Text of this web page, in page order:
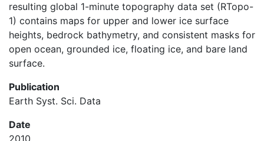
resulting global 1-minute topography data set (RTopo-
1) contains maps for upper and lower ice surface
heights, bedrock bathymetry, and consistent masks for
open ocean, grounded ice, floating ice, and bare land
surface.
Publication
Earth Syst. Sci. Data
Date
2010